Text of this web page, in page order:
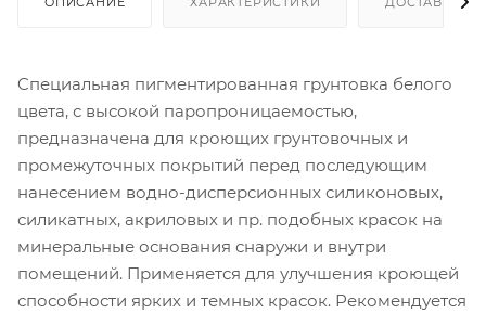
Cпециальная пигментированная грунтовка белого
цвета, с высокой паропроницаемостью,
предназначена для кроющих грунтовочных и
промежуточных покрытий перед последующим
нанесением водно-дисперсионных силиконовых,
силикатных, акриловых и пр. подобных красок на
минеральные основания снаружи и внутри
помещений. Применяется для улучшения кроющей
способности ярких и темных красок. Рекомендуется